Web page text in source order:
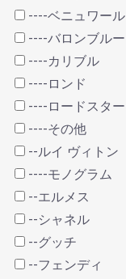
----ベニュワール
----バロンブルー
----カリブル
----ロンド
----ロードスター
----その他
--ルイ ヴィトン
----モノグラム
--エルメス
--シャネル
--グッチ
--フェンディ